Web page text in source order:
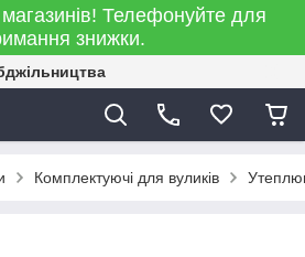
Телефонуйте для
знижки.
Комплектуючі для вуликів